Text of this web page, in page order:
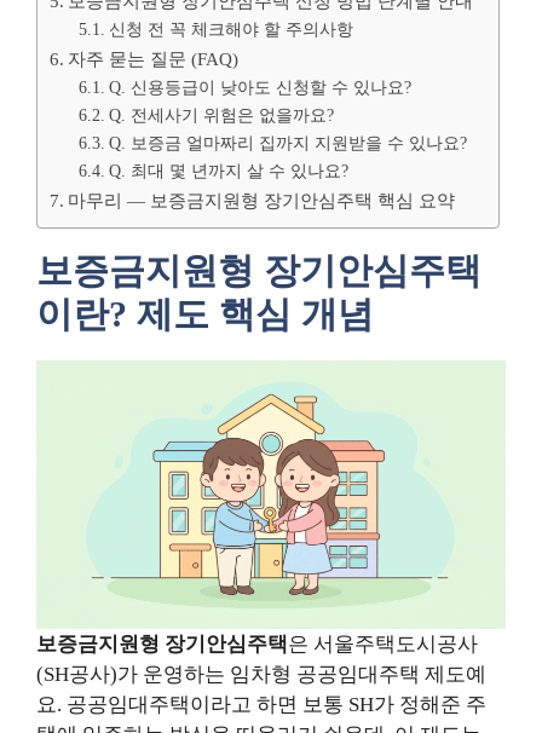
신청 전 꼭 체크해야 할 주의사항
자주 묻는 질문 (FAQ)
Q. 신용등급이 낮아도 신청할 수 있나요?
Q. 전세사기 위험은 없을까요?
Q. 보증금 얼마짜리 집까지 지원받을 수 있나요?
Q. 최대 몇 년까지 살 수 있나요?
마무리 — 보증금지원형 장기안심주택 핵심 요약
보증금지원형 장기안심주택
이란? 제도 핵심 개념
보증금지원형 장기안심주택은 서울주택도시공사
(SH공사)가 운영하는 임차형 공공임대주택 제도예
요. 공공임대주택이라고 하면 보통 SH가 정해준 주